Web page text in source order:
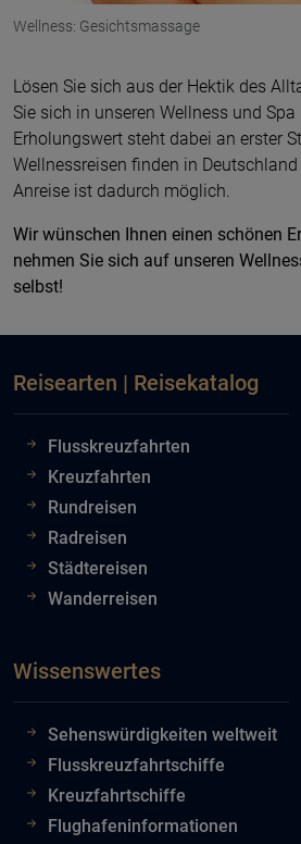
Wellness: Gesichtsmassage
Lösen Sie sich aus der Hektik des
Sie sich in unseren Wellness und
Erholungswert steht dabei an erster
Wellnessreisen finden in
Anreise ist dadurch möglich.
Wir wünschen Ihnen einen schönen
nehmen Sie sich auf unseren
selbst!
Reisearten | Reisekatalog
Flusskreuzfahrten
Kreuzfahrten
Rundreisen
Radreisen
Städtereisen
Wanderreisen
Wissenswertes
Sehenswürdigkeiten weltweit
Flusskreuzfahrtschiffe
Kreuzfahrtschiffe
Flughafeninformationen